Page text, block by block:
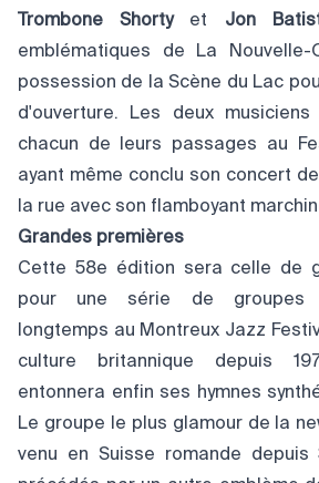
Trombone Shorty et Jon
emblématiques de La Nouvelle-
possession de la Scène du Lac
d'ouverture. Les deux
chacun de leurs passages au
ayant même conclu son concert
la rue avec son flamboyant
Grandes premières
Cette 58e édition sera celle de
pour une série de groupes
longtemps au Montreux Jazz
culture britannique depuis
entonnera enfin ses hymnes
Le groupe le plus glamour de la
venu en Suisse romande